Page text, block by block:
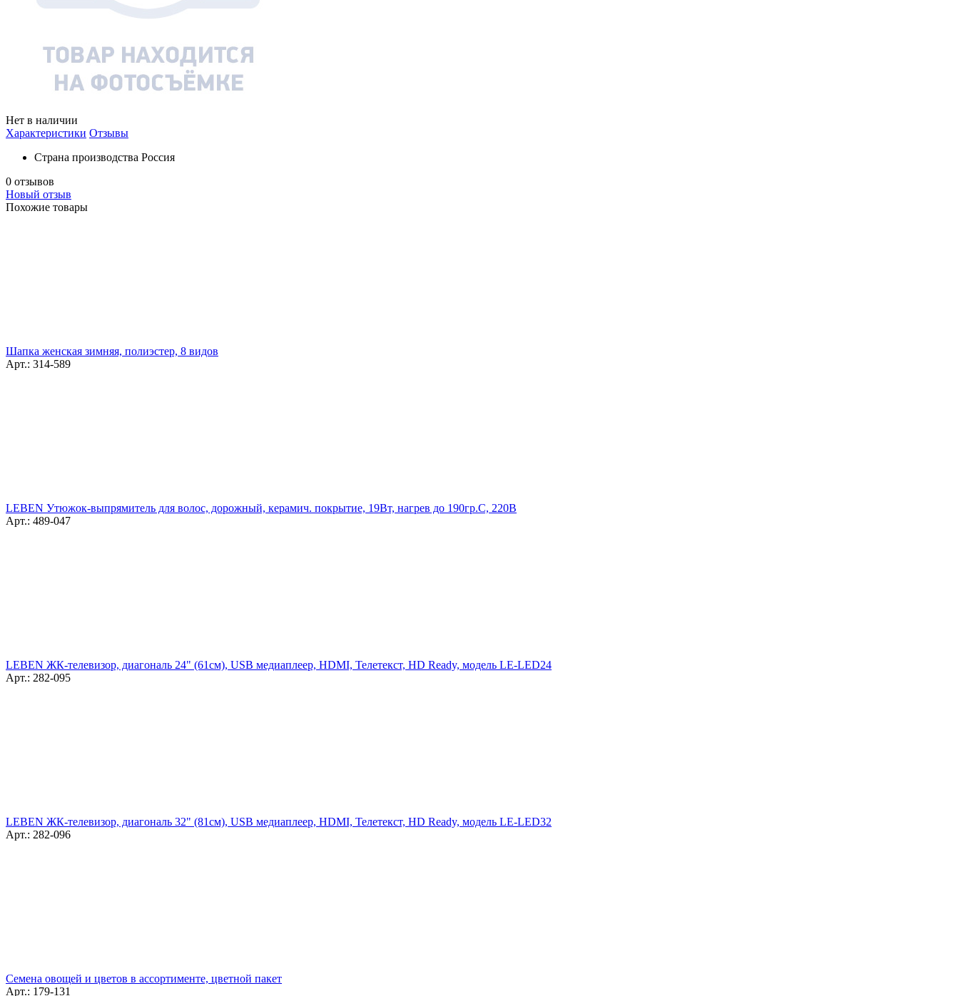
Нет в наличии
Характеристики Отзывы
Страна производства Россия
0 отзывов
Новый отзыв
Похожие товары
Шапка женская зимняя, полиэстер, 8 видов
Арт.: 314-589
LEBEN Утюжок-выпрямитель для волос, дорожный, керамич. покрытие, 19Вт, нагрев до 190гр.С, 220В
Арт.: 489-047
LEBEN ЖК-телевизор, диагональ 24" (61см), USB медиаплеер, HDMI, Телетекст, HD Ready, модель LE-LED24
Арт.: 282-095
LEBEN ЖК-телевизор, диагональ 32" (81см), USB медиаплеер, HDMI, Телетекст, HD Ready, модель LE-LED32
Арт.: 282-096
Семена овощей и цветов в ассортименте, цветной пакет
Арт.: 179-131